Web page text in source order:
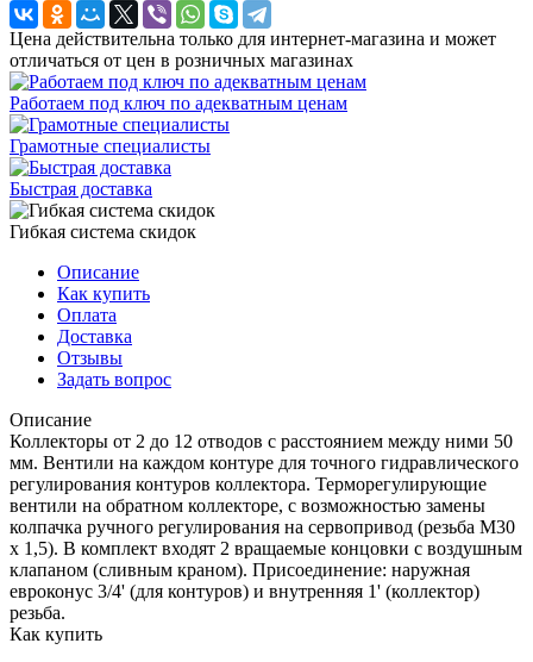
Цена действительна только для интернет-магазина и может
отличаться от цен в розничных магазинах
Работаем под ключ по адекватным ценам
Грамотные специалисты
Быстрая доставка
Гибкая система скидок
Описание
Как купить
Оплата
Доставка
Отзывы
Задать вопрос
Описание
Коллекторы от 2 до 12 отводов с расстоянием между ними 50
мм. Вентили на каждом контуре для точного гидравлического
регулирования контуров коллектора. Терморегулирующие
вентили на обратном коллекторе, с возможностью замены
колпачка ручного регулирования на сервопривод (резьба М30
х 1,5). В комплект входят 2 вращаемые концовки с воздушным
клапаном (сливным краном). Присоединение: наружная
евроконус 3/4' (для контуров) и внутренняя 1' (коллектор)
резьба.
Как купить